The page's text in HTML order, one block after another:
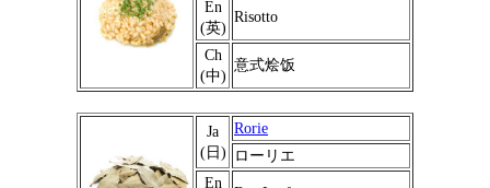
En
(英)
Risotto
Ch
(中)
意式烩饭
Ja
(日)
Rorie
ローリエ
En